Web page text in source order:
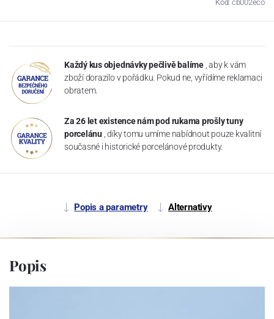
Kód: cb002eco
Každý kus objednávky pečlivě balíme , aby k vám
zboží dorazilo v pořádku. Pokud ne, vyřídíme reklamaci
obratem.
Za 26 let existence nám pod rukama prošly tuny
porcelánu , díky tomu umíme nabídnout pouze kvalitní
současné i historické porcelánové produkty.
Popis a parametry Alternativy
Popis